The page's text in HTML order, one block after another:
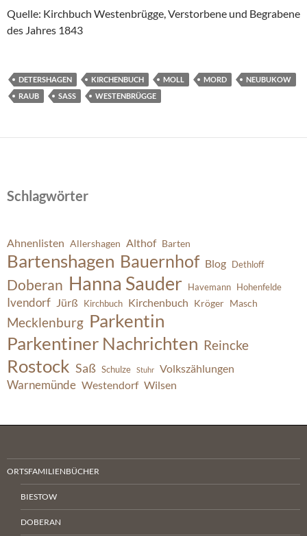
Quelle: Kirchbuch Westenbrügge, Verstorbene und Begrabene
des Jahres 1843
DETERSHAGEN KIRCHENBUCH MOLL MORD
NEUBUKOW
RAUB
SASS WESTENBRÜGGE
Schlagwörter
Ahnenlisten Allershagen Althof Barten
Bartenshagen Bauernhof Blog Dethloff
Doberan Hanna Sauder Havemann Hohenfelde
Ivendorf Jürß Kirchbuch Kirchenbuch Kröger Masch
Mecklenburg Parkentin
Parkentiner Nachrichten Reincke
Rostock Saß Schulze Stuhr Volkszählungen
Warnemünde Westendorf Wilsen
ORTSFAMILIENBÜCHER
BIESTOW
DOBERAN